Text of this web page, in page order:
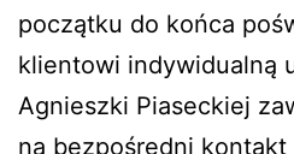
początku do końca
klientowi indywidualną
Agnieszki Piaseckiej
na bezpośredni kontakt